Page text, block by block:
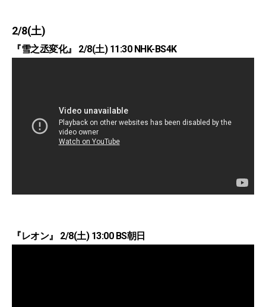
2/8(土)
『雪之丞変化』 2/8(土) 11:30 NHK-BS4K
『レオン』 2/8(土) 13:00 BS朝日